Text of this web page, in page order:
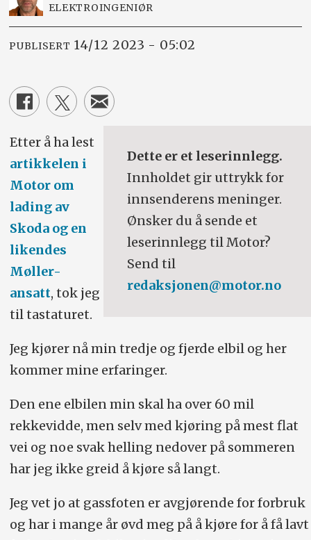
ELEKTROINGENIØR
PUBLISERT 14/12 2023 - 05:02
Dette er et leserinnlegg.
Innholdet gir uttrykk for
innsenderens meninger.
Ønsker du å sende et
leserinnlegg til Motor?
Send til
redaksjonen@motor.no
Etter å ha lest
artikkelen i
Motor om
lading av
Skoda og en
likendes
Møller-
ansatt, tok jeg
til tastaturet.
Jeg kjører nå min tredje og fjerde elbil og her
kommer mine erfaringer.
Den ene elbilen min skal ha over 60 mil
rekkevidde, men selv med kjøring på mest flat
vei og noe svak helling nedover på sommeren
har jeg ikke greid å kjøre så langt.
Jeg vet jo at gassfoten er avgjørende for forbruk
og har i mange år øvd meg på å kjøre for å få lavt